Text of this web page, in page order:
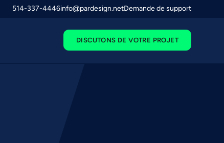
514-337-4446info@pardesign.netDemande de support
DISCUTONS DE VOTRE PROJET